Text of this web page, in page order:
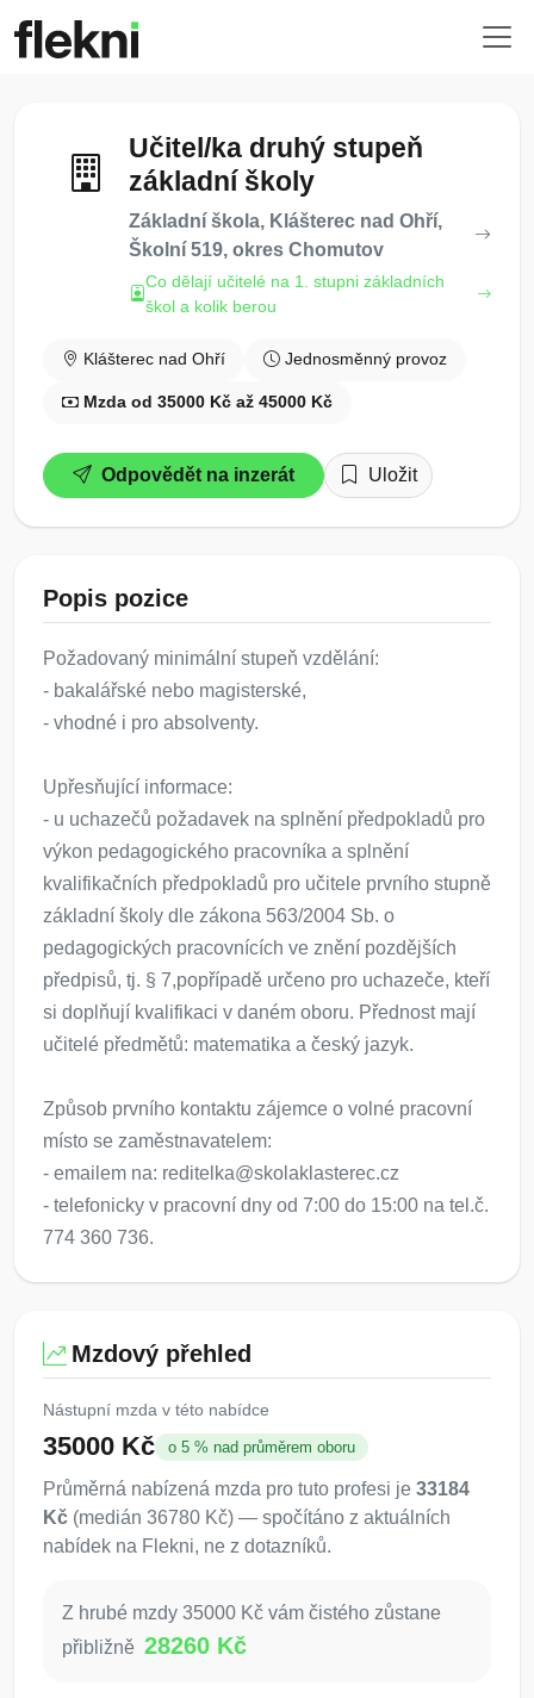
Učitel/ka druhý stupeň
základní školy
Základní škola, Klášterec nad Ohří,
Školní 519, okres Chomutov
Co dělají učitelé na 1. stupni základních
škol a kolik berou
Klášterec nad Ohří Jednosměnný provoz
Mzda od 35000 Kč až 45000 Kč
Odpovědět na inzerát Uložit
Popis pozice
Požadovaný minimální stupeň vzdělání:
- bakalářské nebo magisterské,
- vhodné i pro absolventy.
Upřesňující informace:
- u uchazečů požadavek na splnění předpokladů pro
výkon pedagogického pracovníka a splnění
kvalifikačních předpokladů pro učitele prvního stupně
základní školy dle zákona 563/2004 Sb. o
pedagogických pracovnících ve znění pozdějších
předpisů, tj. § 7,popřípadě určeno pro uchazeče, kteří
si doplňují kvalifikaci v daném oboru. Přednost mají
učitelé předmětů: matematika a český jazyk.
Způsob prvního kontaktu zájemce o volné pracovní
místo se zaměstnavatelem:
- emailem na: reditelka@skolaklasterec.cz
- telefonicky v pracovní dny od 7:00 do 15:00 na tel.č.
774 360 736.
Mzdový přehled
Nástupní mzda v této nabídce
35000 Kč o 5 % nad průměrem oboru
Průměrná nabízená mzda pro tuto profesi je 33184
Kč (medián 36780 Kč) — spočítáno z aktuálních
nabídek na Flekni, ne z dotazníků.
Z hrubé mzdy 35000 Kč vám čistého zůstane
přibližně 28260 Kč